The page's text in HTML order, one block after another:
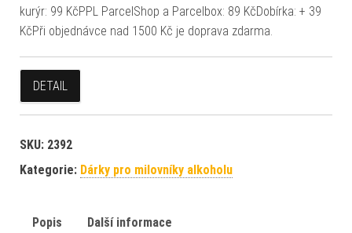
kurýr: 99 KčPPL ParcelShop a Parcelbox: 89 KčDobírka: + 39
KčPři objednávce nad 1500 Kč je doprava zdarma.
DETAIL
SKU: 2392
Kategorie: Dárky pro milovníky alkoholu
Popis Další informace